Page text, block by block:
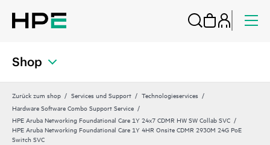
Shop
Zurück zum shop Services und Support
Technologieservices
Hardware Software Combo Support Service
HPE Aruba Networking Foundational Care 1Y 24x7 CDMR HW SW Collab SVC
HPE Aruba Networking Foundational Care 1Y 4HR Onsite CDMR 2930M 24G PoE
Switch SVC